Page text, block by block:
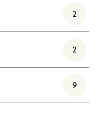
2
2
9